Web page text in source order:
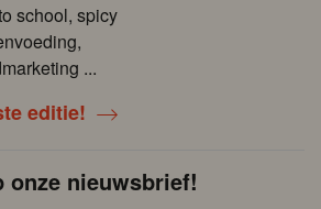
school, spicy
...
editie!
onze nieuwsbrief!